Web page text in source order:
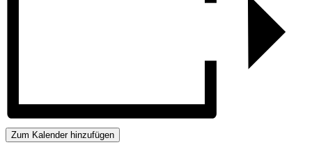
Zum Kalender hinzufügen